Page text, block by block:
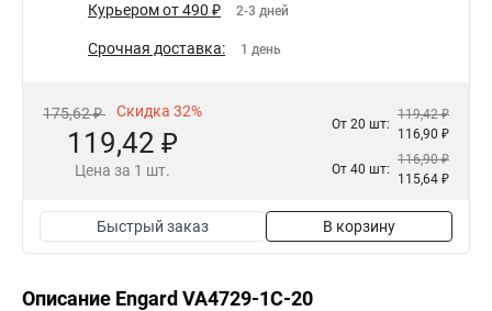
Курьером от 490 ₽ 2-3 дней
Срочная доставка: 1 день
175,62 ₽ Скидка 32%
119,42 ₽
Цена за 1 шт.
От 20 шт:
119,42 ₽
116,90 ₽
От 40 шт:
116,90 ₽
115,64 ₽
Быстрый заказ В корзину
Описание Engard VA4729-1C-20